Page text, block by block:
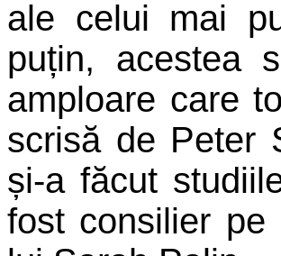
ale celui mai
puțin, acestea
amploare care
scrisă de Peter
și-a făcut
fost consilier pe